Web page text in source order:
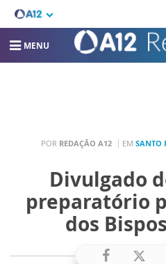
MENU
POR REDAÇÃO A12 EM SANTO
Divulgado
preparatório
dos